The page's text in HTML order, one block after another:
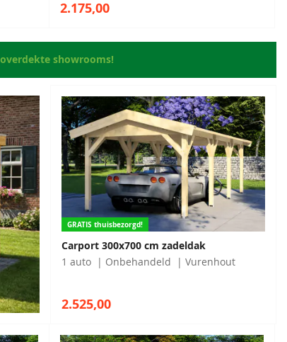
2.175,00
showrooms!
GRATIS thuisbezorgd!
Carport 300x700 cm zadeldak
1 auto
Onbehandeld Vurenhout
2.525,00